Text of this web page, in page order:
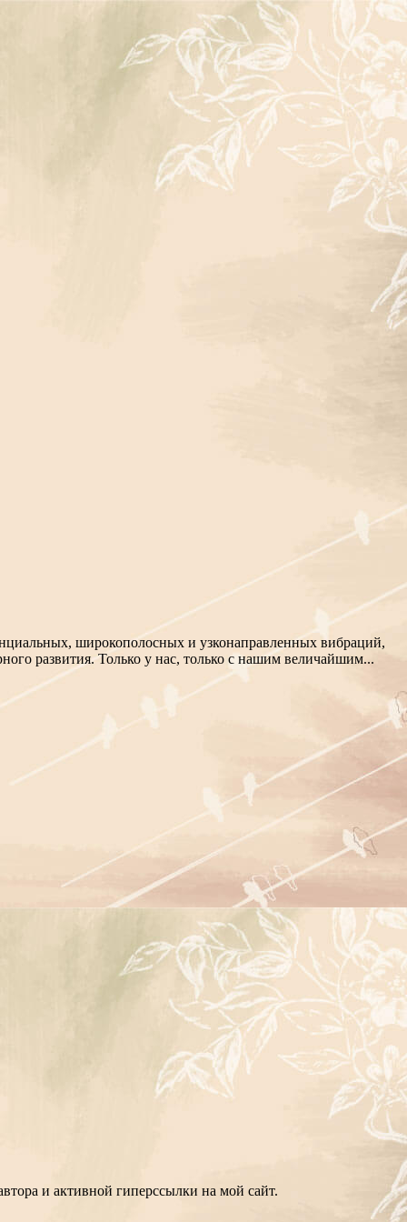
широкополосных и узконаправленных вибраций,
развития. Только у нас, только с нашим величайшим...
и активной гиперссылки на мой сайт.